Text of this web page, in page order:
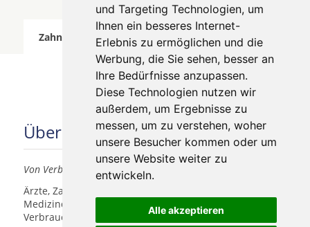
und Targeting Technologien, um
Ihnen ein besseres Internet-
Erlebnis zu ermöglichen und die
Werbung, die Sie sehen, besser an
Ihre Bedürfnisse anzupassen.
Diese Technologien nutzen wir
außerdem, um Ergebnisse zu
messen, um zu verstehen, woher
unsere Besucher kommen oder um
unsere Website weiter zu
entwickeln.
Alle akzeptieren
Zahnärzte für Zahnimplantete in Dielheim wurde
am 05 August 2026 aktualisiert.
Über uns
Von Verbrauchern für Verbraucher
Ärzte, Zahnärzte, Akustiker und andere
Medizindienstleister haben hier die Möglichkeit, sich
Verbrauchern vorzustellen.